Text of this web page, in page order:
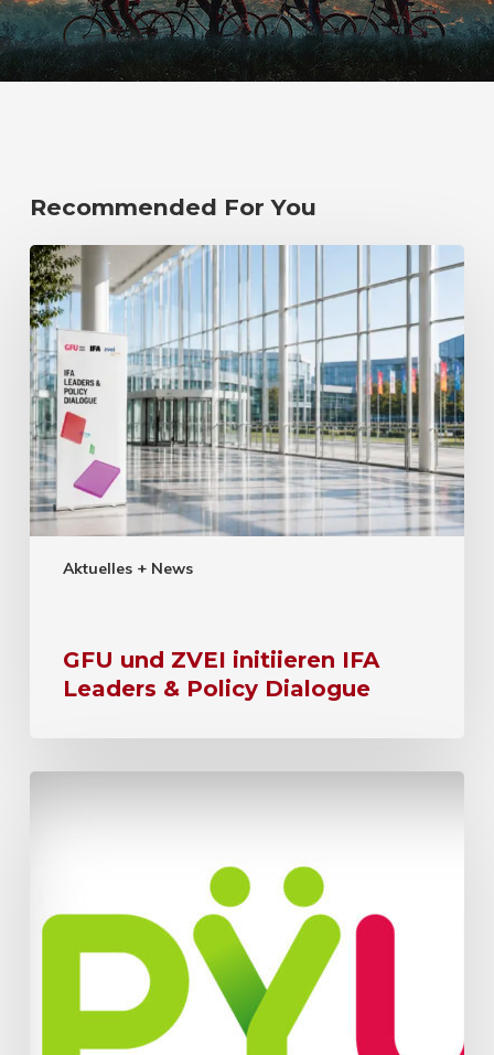
Recommended For You
Aktuelles + News
GFU und ZVEI initiieren IFA
Leaders & Policy Dialogue